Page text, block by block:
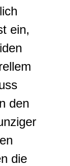
ein,
den
die